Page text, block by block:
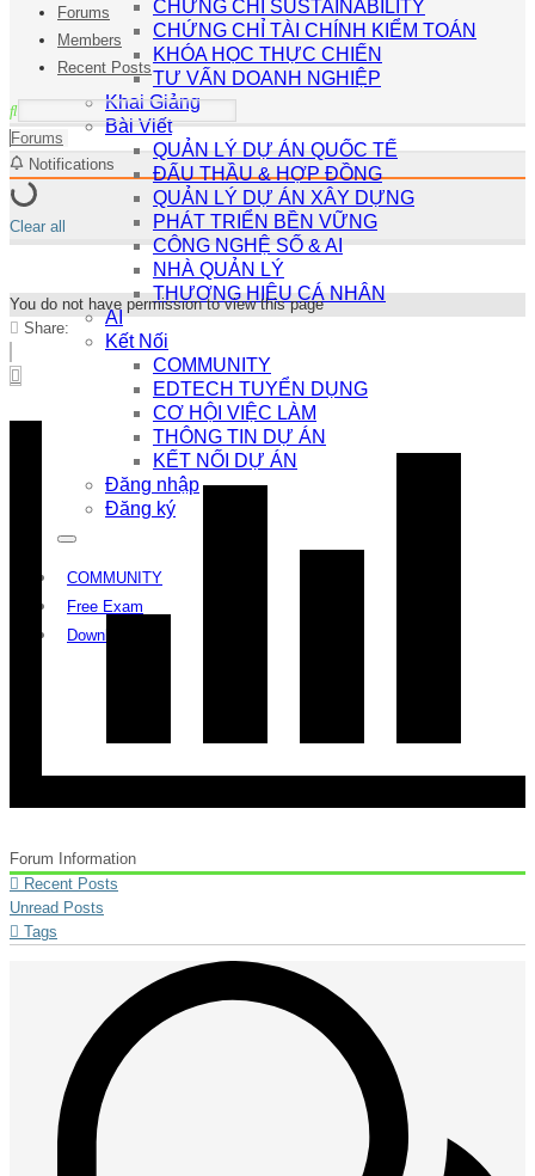
CHỨNG CHỈ SUSTAINABILITY
CHỨNG CHỈ TÀI CHÍNH KIỂM TOÁN
KHÓA HỌC THỰC CHIẾN
TƯ VẤN DOANH NGHIỆP
Khai Giảng
Bài Viết
QUẢN LÝ DỰ ÁN QUỐC TẾ
ĐẤU THẦU & HỢP ĐỒNG
QUẢN LÝ DỰ ÁN XÂY DỰNG
PHÁT TRIỂN BỀN VỮNG
CÔNG NGHỆ SỐ & AI
NHÀ QUẢN LÝ
THƯƠNG HIỆU CÁ NHÂN
AI
Kết Nối
COMMUNITY
EDTECH TUYỂN DỤNG
CƠ HỘI VIỆC LÀM
THÔNG TIN DỰ ÁN
KẾT NỐI DỰ ÁN
Đăng nhập
Đăng ký
COMMUNITY
Free Exam
Download
Forums
Members
Recent Posts
Forums
Notifications
Clear all
You do not have permission to view this page
Share:
Forum Information
Recent Posts
Unread Posts
Tags